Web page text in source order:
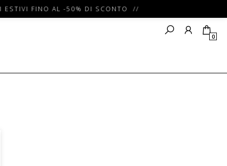
FINO AL -50% DI SCONTO //
0